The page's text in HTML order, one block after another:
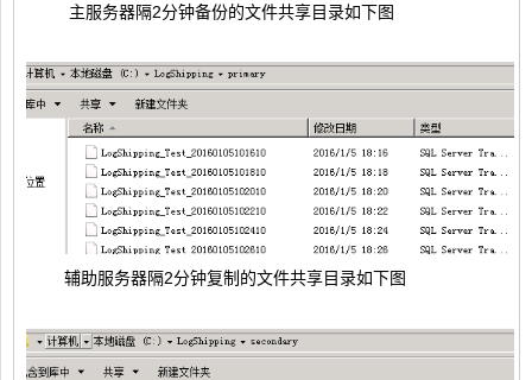
主服务器隔2分钟备份的文件共享目录如下图
辅助服务器隔2分钟复制的文件共享目录如下图